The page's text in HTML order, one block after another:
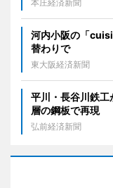
本庄経済新聞
河内小阪の「
替わりで
東大阪経済新聞
平川・長谷川鉄
層の鋼板で再現
弘前経済新聞